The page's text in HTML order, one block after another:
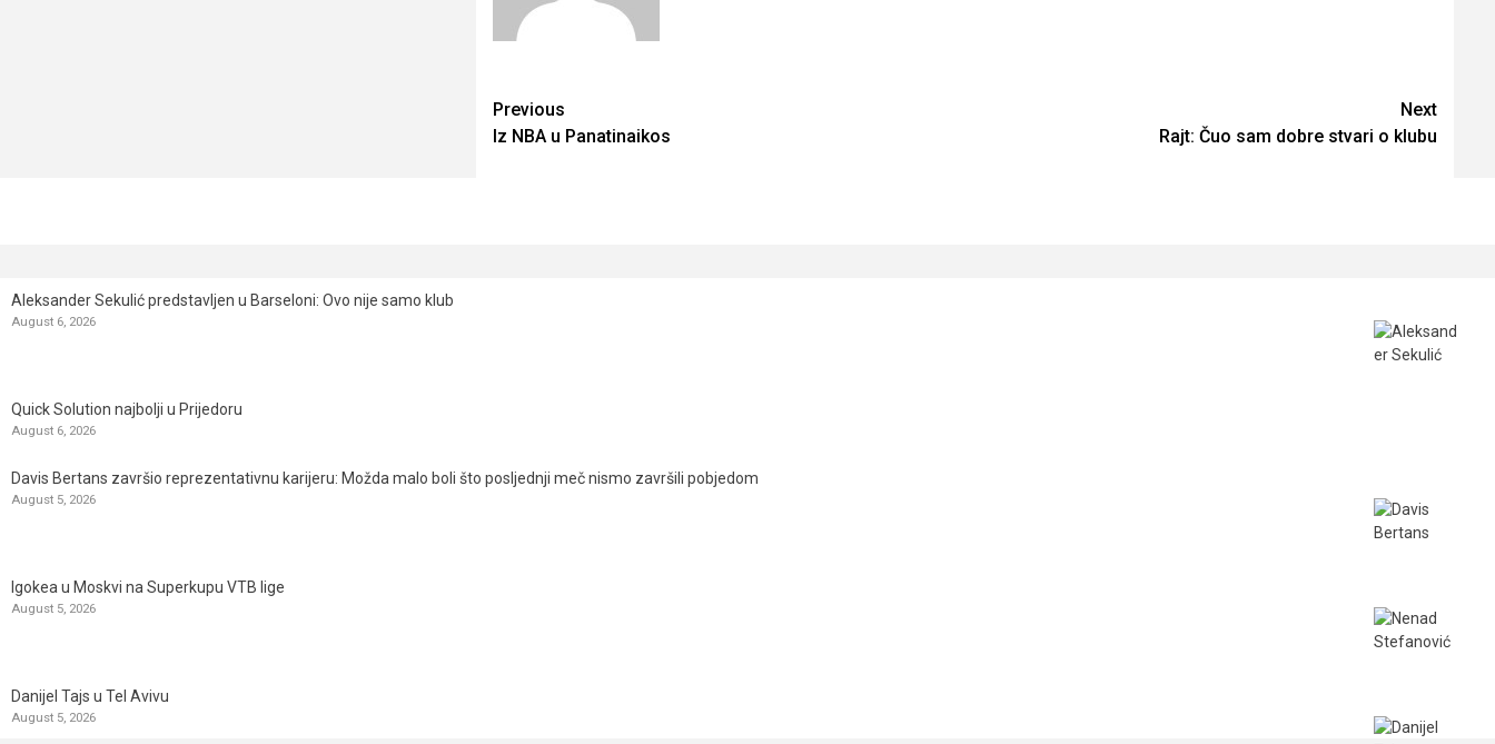
Continue
Reading
Previous
Iz NBA u Panatinaikos
Next
Rajt: Čuo sam dobre stvari o klubu
Aleksander Sekulić predstavljen u Barseloni: Ovo nije samo klub
August 6, 2026
Quick Solution najbolji u Prijedoru
August 6, 2026
Davis Bertans završio reprezentativnu karijeru: Možda malo boli što posljednji meč nismo završili pobjedom
August 5, 2026
Igokea u Moskvi na Superkupu VTB lige
August 5, 2026
Danijel Tajs u Tel Avivu
August 5, 2026